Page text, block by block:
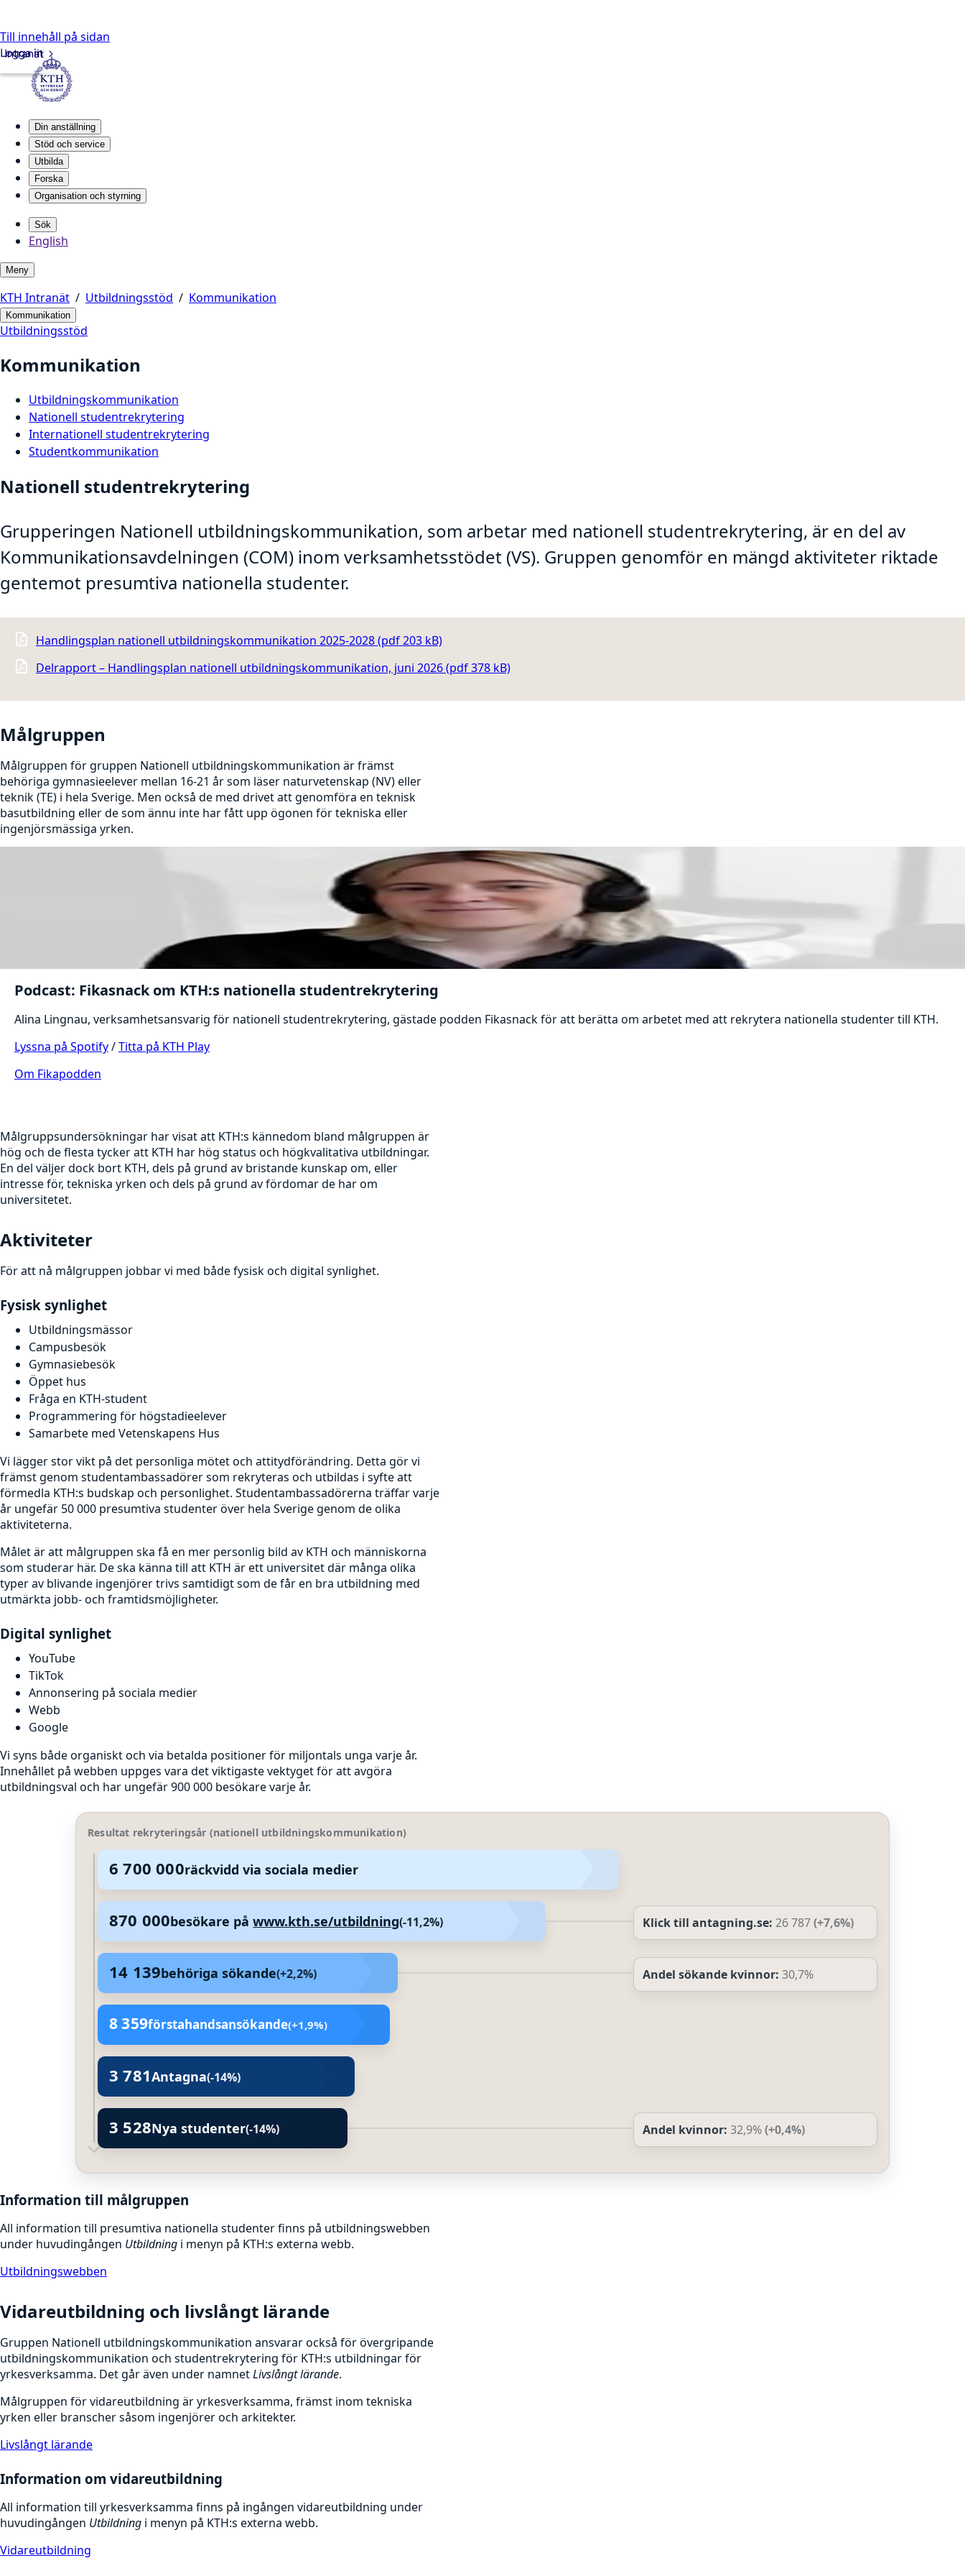
Till innehåll på sidan
Intranät
Logga in
Din anställning
Stöd och service
Utbilda
Forska
Organisation och styrning
Sök
English
Meny
KTH Intranät Utbildningsstöd Kommunikation
Kommunikation
Utbildningsstöd
Kommunikation
Utbildningskommunikation
Nationell studentrekrytering
Internationell studentrekrytering
Studentkommunikation
Nationell studentrekrytering
Grupperingen Nationell utbildningskommunikation, som arbetar med nationell studentrekrytering, är en del av
Kommunikationsavdelningen (COM) inom verksamhetsstödet (VS). Gruppen genomför en mängd aktiviteter riktade
gentemot presumtiva nationella studenter.
Handlingsplan nationell utbildningskommunikation 2025-2028 (pdf 203 kB)
Delrapport – Handlingsplan nationell utbildningskommunikation, juni 2026 (pdf 378 kB)
Målgruppen
Målgruppen för gruppen Nationell utbildningskommunikation är främst
behöriga gymnasieelever mellan 16-21 år som läser naturvetenskap (NV) eller
teknik (TE) i hela Sverige. Men också de med drivet att genomföra en teknisk
basutbildning eller de som ännu inte har fått upp ögonen för tekniska eller
ingenjörsmässiga yrken.
Podcast: Fikasnack om KTH:s nationella studentrekrytering
Alina Lingnau, verksamhetsansvarig för nationell studentrekrytering, gästade podden Fikasnack för att berätta om arbetet med att rekrytera nationella studenter till KTH.
Lyssna på Spotify/Titta på KTH Play
Om Fikapodden
Målgruppsundersökningar har visat att KTH:s kännedom bland målgruppen är
hög och de flesta tycker att KTH har hög status och högkvalitativa utbildningar.
En del väljer dock bort KTH, dels på grund av bristande kunskap om, eller
intresse för, tekniska yrken och dels på grund av fördomar de har om
universitetet.
Aktiviteter
För att nå målgruppen jobbar vi med både fysisk och digital synlighet.
Fysisk synlighet
Utbildningsmässor
Campusbesök
Gymnasiebesök
Öppet hus
Fråga en KTH-student
Programmering för högstadieelever
Samarbete med Vetenskapens Hus
Vi lägger stor vikt på det personliga mötet och attitydförändring. Detta gör vi
främst genom studentambassadörer som rekryteras och utbildas i syfte att
förmedla KTH:s budskap och personlighet. Studentambassadörerna träffar varje
år ungefär 50 000 presumtiva studenter över hela Sverige genom de olika
aktiviteterna.
Målet är att målgruppen ska få en mer personlig bild av KTH och människorna
som studerar här. De ska känna till att KTH är ett universitet där många olika
typer av blivande ingenjörer trivs samtidigt som de får en bra utbildning med
utmärkta jobb- och framtidsmöjligheter.
Digital synlighet
YouTube
TikTok
Annonsering på sociala medier
Webb
Google
Vi syns både organiskt och via betalda positioner för miljontals unga varje år.
Innehållet på webben uppges vara det viktigaste vektyget för att avgöra
utbildningsval och har ungefär 900 000 besökare varje år.
Resultat rekryteringsår (nationell utbildningskommunikation)
6 700 000räckvidd via sociala medier
6 700 000 6 700 000 räckvidd via sociala medier
870 000besökare påwww.kth.se/utbildning(-11,2%)
870 000 870 000 besökare på www.kth.se/utbildning (-11,2%)
14 139behöriga sökande(+2,2%)
14 139 14 139 behöriga sökande (+2,2%)
8 359förstahandsansökande(+1,9%)
8 359 8 359 förstahandsansökande (+1,9%)
3 781Antagna(-14%)
3 781 3 781 Antagna (-14%)
3 528Nya studenter(-14%)
3 528 3 528 Nya studenter (-14%)
Klick till antagning.se: 26 787(+7,6%)
Andel sökande kvinnor: 30,7%
Andel kvinnor: 32,9%(+0,4%)
Information till målgruppen
All information till presumtiva nationella studenter finns på utbildningswebben
under huvudingången Utbildning i menyn på KTH:s externa webb.
Utbildningswebben
Vidareutbildning och livslångt lärande
Gruppen Nationell utbildningskommunikation ansvarar också för övergripande
utbildningskommunikation och studentrekrytering för KTH:s utbildningar för
yrkesverksamma. Det går även under namnetLivslångt lärande.
Målgruppen för vidareutbildning är yrkesverksamma, främst inom tekniska
yrken eller branscher såsom ingenjörer och arkitekter.
Livslångt lärande
Information om vidareutbildning
All information till yrkesverksamma finns på ingången vidareutbildning under
huvudingången Utbildning i menyn på KTH:s externa webb.
Vidareutbildning